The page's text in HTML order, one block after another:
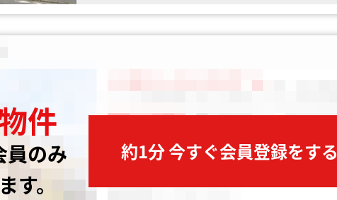
件
員のみ
す。
約1分 今すぐ会員登録をする